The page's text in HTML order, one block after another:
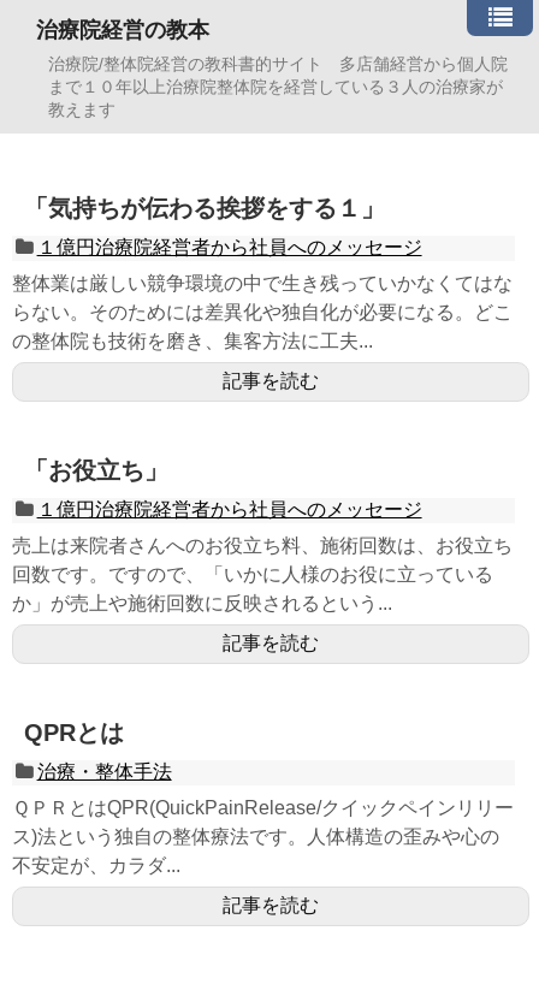
治療院経営の教本
治療院/整体院経営の教科書的サイト 多店舗経営から個人院
まで１０年以上治療院整体院を経営している３人の治療家が
教えます
「気持ちが伝わる挨拶をする１」
１億円治療院経営者から社員へのメッセージ
整体業は厳しい競争環境の中で生き残っていかなくてはな
らない。そのためには差異化や独自化が必要になる。どこ
の整体院も技術を磨き、集客方法に工夫...
記事を読む
「お役立ち」
１億円治療院経営者から社員へのメッセージ
売上は来院者さんへのお役立ち料、施術回数は、お役立ち
回数です。ですので、「いかに人様のお役に立っている
か」が売上や施術回数に反映されるという...
記事を読む
QPRとは
治療・整体手法
ＱＰＲとはQPR(QuickPainRelease/クイックペインリリー
ス)法という独自の整体療法です。人体構造の歪みや心の
不安定が、カラダ...
記事を読む